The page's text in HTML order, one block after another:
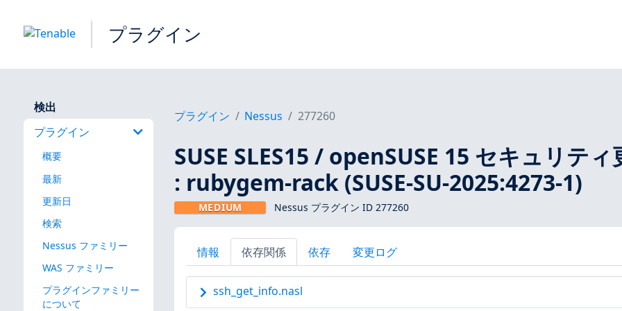
プラグイン
検出
プラグイン
概要
最新
更新日
検索
Nessus ファミリー
WAS ファミリー
プラグインファミリー
について
プラグイン Nessus 277260
SUSE SLES15 / openSUSE 15 セキュリティ
: rubygem-rack (SUSE-SU-2025:4273-1)
MEDIUM Nessus プラグイン ID 277260
情報 依存関係 依存 変更ログ
ssh_get_info.nasl